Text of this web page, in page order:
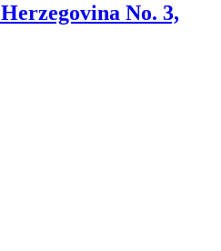
No. 3,